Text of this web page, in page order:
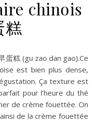
chinois
糕
est bien plus dense,
Ça texture est
pour l’heure du thé
de crème fouettée. On
de la crème fouettée